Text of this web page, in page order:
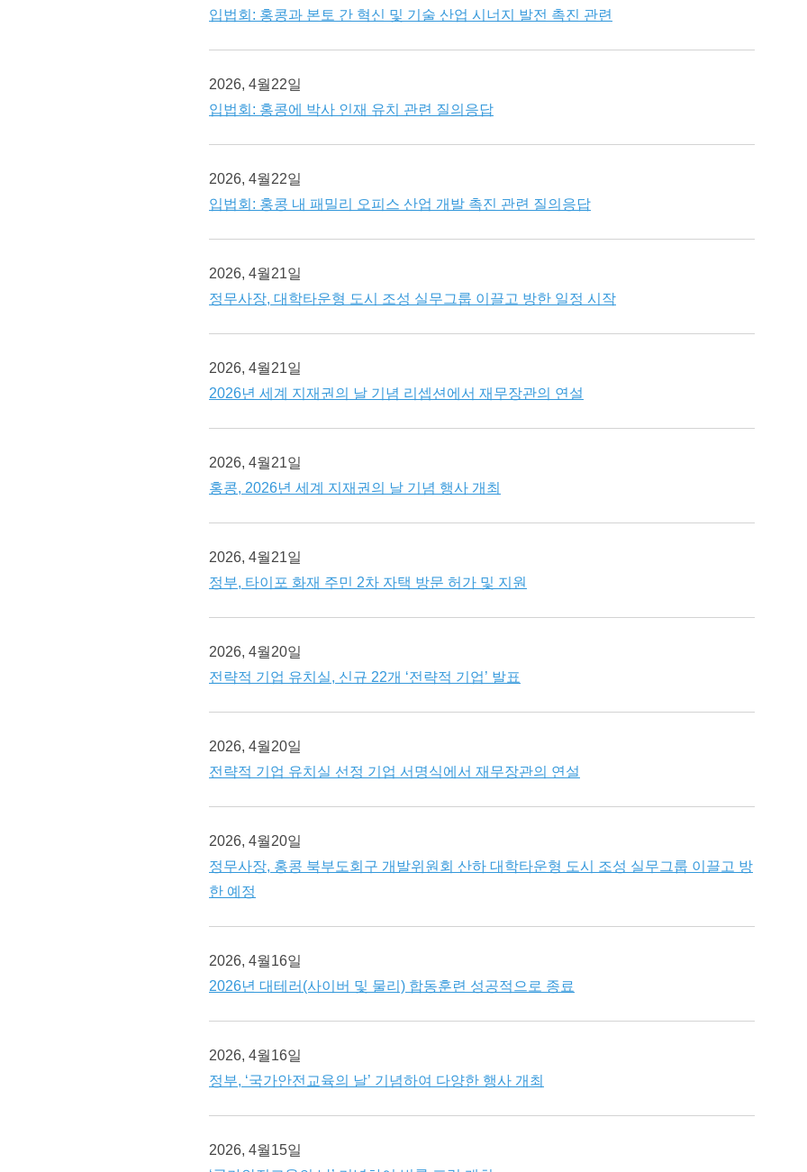
입법회: 홍콩과 본토 간 혁신 및 기술 산업 시너지 발전 촉진 관련
2026, 4월22일
입법회: 홍콩에 박사 인재 유치 관련 질의응답
2026, 4월22일
입법회: 홍콩 내 패밀리 오피스 산업 개발 촉진 관련 질의응답
2026, 4월21일
정무사장, 대학타운형 도시 조성 실무그룹 이끌고 방한 일정 시작
2026, 4월21일
2026년 세계 지재권의 날 기념 리셉션에서 재무장관의 연설
2026, 4월21일
홍콩, 2026년 세계 지재권의 날 기념 행사 개최
2026, 4월21일
정부, 타이포 화재 주민 2차 자택 방문 허가 및 지원
2026, 4월20일
전략적 기업 유치실, 신규 22개 ‘전략적 기업’ 발표
2026, 4월20일
전략적 기업 유치실 선정 기업 서명식에서 재무장관의 연설
2026, 4월20일
정무사장, 홍콩 북부도회구 개발위원회 산하 대학타운형 도시 조성 실무그룹 이끌고 방
한 예정
2026, 4월16일
2026년 대테러(사이버 및 물리) 합동훈련 성공적으로 종료
2026, 4월16일
정부, ‘국가안전교육의 날’ 기념하여 다양한 행사 개최
2026, 4월15일